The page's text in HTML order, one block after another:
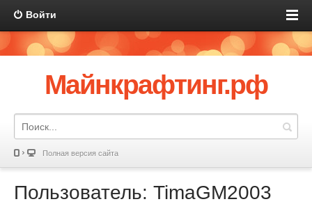
Войти
Майнкрафтинг.рф
Полная версия сайта
Пользователь: TimaGM2003